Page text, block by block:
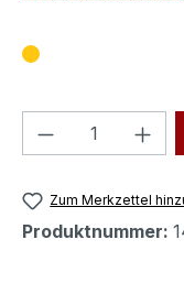
Produkt
Zum Merkzettel
Produktnummer: